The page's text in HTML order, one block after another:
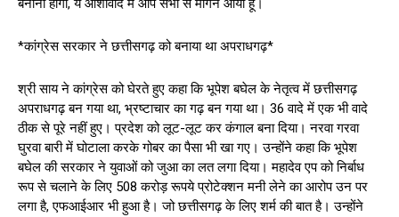
बनाना होगा, ये आशीर्वाद मैं आप सभी से मांगने आया हूँ।
*कांग्रेस सरकार ने छत्तीसगढ़ को बनाया था अपराधगढ़*
श्री साय ने कांग्रेस को घेरते हुए कहा कि भूपेश बघेल के नेतृत्व में छत्तीसगढ़
अपराधगढ़ बन गया था, भ्रष्टाचार का गढ़ बन गया था। 36 वादे में एक भी वादे
ठीक से पूरे नहीं हुए। प्रदेश को लूट-लूट कर कंगाल बना दिया। नरवा गरवा
घुरवा बारी में घोटाला करके गोबर का पैसा भी खा गए। उन्होंने कहा कि भूपेश
बघेल की सरकार ने युवाओं को जुआ का लत लगा दिया। महादेव एप को निर्बाध
रूप से चलाने के लिए 508 करोड़ रूपये प्रोटेक्शन मनी लेने का आरोप उन पर
लगा है, एफआईआर भी हुआ है। जो छत्तीसगढ़ के लिए शर्म की बात है। उन्होंने